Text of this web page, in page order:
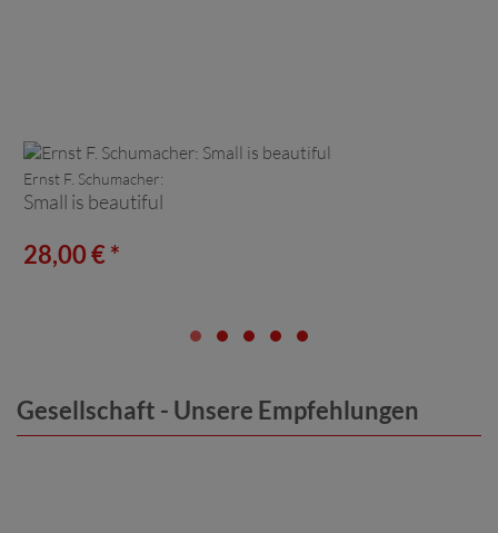
Ernst F. Schumacher:
Small is beautiful
28,00 € *
Gesellschaft - Unsere Empfehlungen